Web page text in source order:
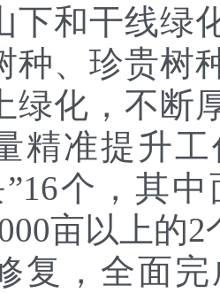
下和干线绿
种、珍贵树
绿化，不断
精准提升
个，其
亩以上的
复，全面